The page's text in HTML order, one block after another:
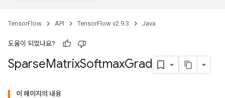
TensorFlow API TensorFlow v2.9.3 Java
도움이 되었나요?
SparseMatrixSoftmaxGrad
이 페이지의 내용